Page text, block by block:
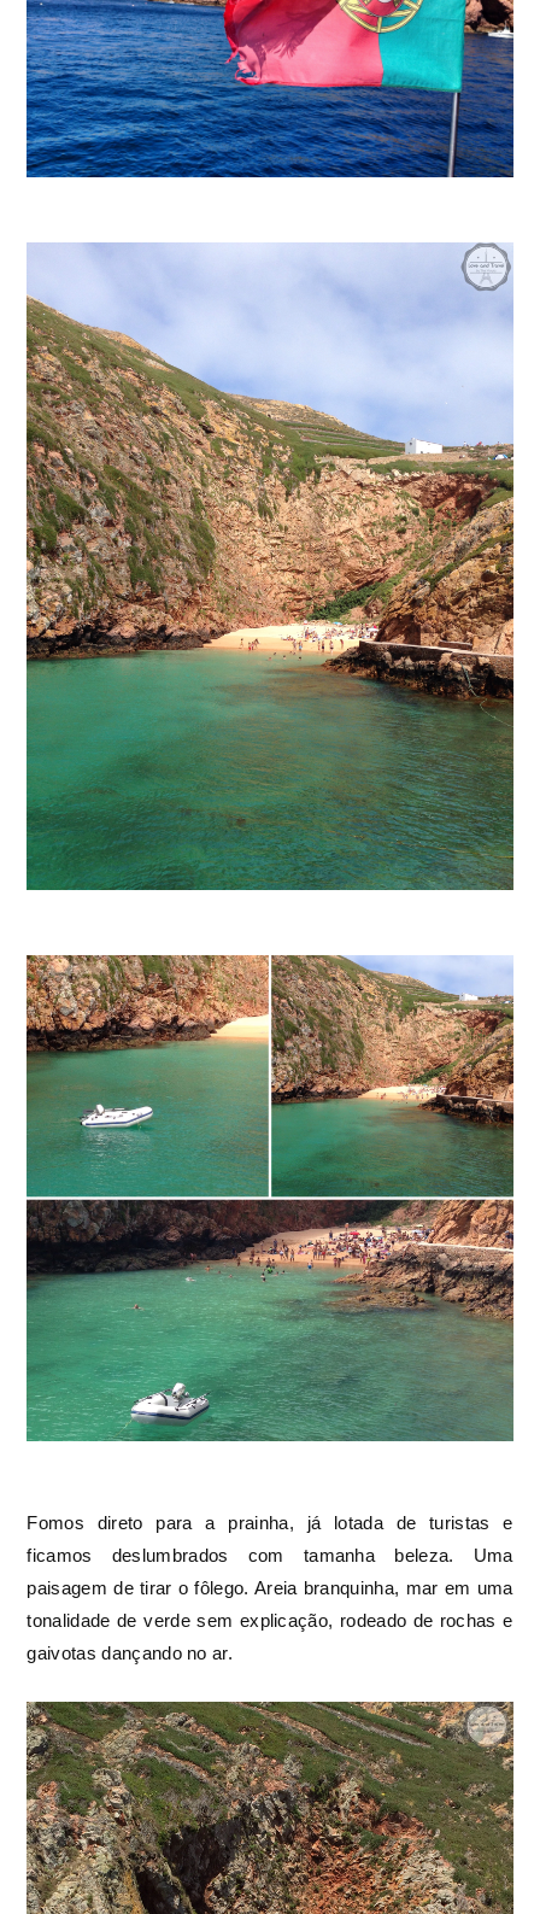
Fomos direto para a prainha, já lotada de turistas e
ficamos deslumbrados com tamanha beleza. Uma
paisagem de tirar o fôlego. Areia branquinha, mar em uma
tonalidade de verde sem explicação, rodeado de rochas e
gaivotas dançando no ar.